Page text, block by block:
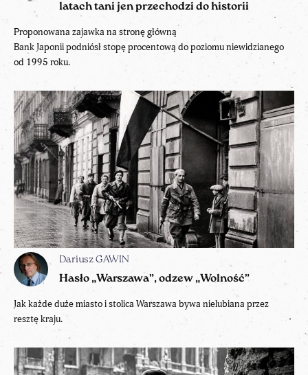
latach tani jen przechodzi do historii
Proponowana zajawka na stronę główną
Bank Japonii podniósł stopę procentową do poziomu niewidzianego
od 1995 roku.
Dariusz GAWIN
Hasło „Warszawa”, odzew „Wolność”
Jak każde duże miasto i stolica Warszawa bywa nielubiana przez
resztę kraju.